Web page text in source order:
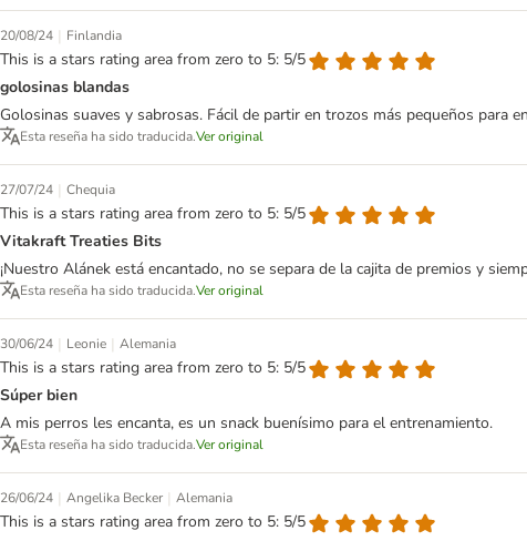
20/08/24 | Finlandia
This is a stars rating area from zero to 5: 5/5
golosinas blandas
Golosinas suaves y sabrosas. Fácil de partir en trozos más pequeños para
Esta reseña ha sido traducida.Ver original
27/07/24 | Chequia
This is a stars rating area from zero to 5: 5/5
Vitakraft Treaties Bits
¡Nuestro Alánek está encantado, no se separa de la cajita de premios y
Esta reseña ha sido traducida.Ver original
30/06/24 | Leonie | Alemania
This is a stars rating area from zero to 5: 5/5
Súper bien
A mis perros les encanta, es un snack buenísimo para el entrenamiento.
Esta reseña ha sido traducida.Ver original
26/06/24 | Angelika Becker | Alemania
This is a stars rating area from zero to 5: 5/5